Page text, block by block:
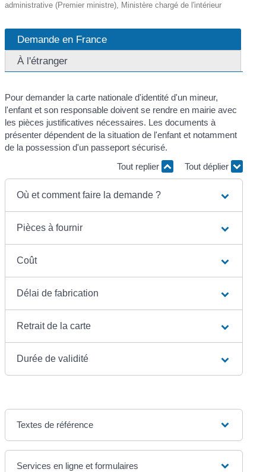
administrative (Premier ministre), Ministère chargé de l'intérieur
Demande en France
À l'étranger
Pour demander la carte nationale d'identité d'un mineur,
l'enfant et son responsable doivent se rendre en mairie avec
les pièces justificatives nécessaires. Les documents à
présenter dépendent de la situation de l'enfant et notamment
de la possession d'un passeport sécurisé.
Tout replier
Tout déplier
Où et comment faire la demande ?
Pièces à fournir
Coût
Délai de fabrication
Retrait de la carte
Durée de validité
Textes de référence
Services en ligne et formulaires